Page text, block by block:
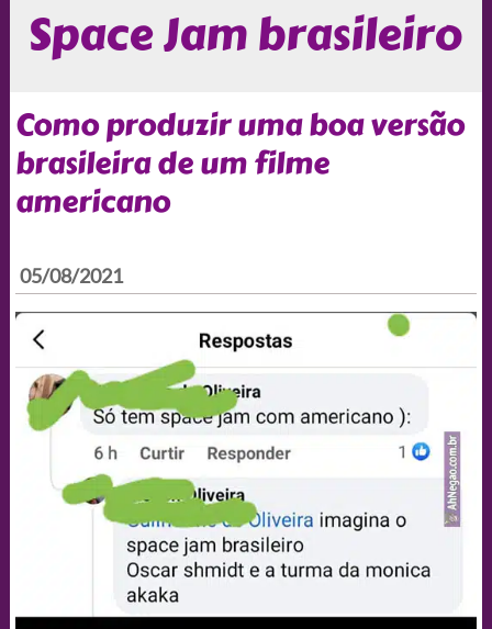
Space Jam brasileiro
Como produzir uma boa versão
brasileira de um filme
americano
05/08/2021